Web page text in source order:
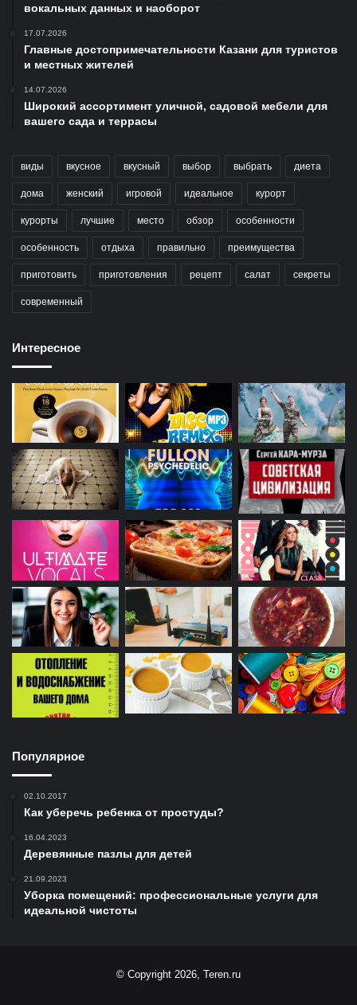
вокальных данных и наоборот
17.07.2026
Главные достопримечательности Казани для туристов
и местных жителей
14.07.2026
Широкий ассортимент уличной, садовой мебели для
вашего сада и террасы
виды вкусное вкусный выбор выбрать диета
дома женский игровой идеальное курорт
курорты лучшие место обзор особенности
особенность отдыха правильно преимущества
приготовить приготовления рецепт салат секреты
современный
Интересное
Популярное
02.10.2017
Как уберечь ребенка от простуды?
16.04.2023
Деревянные пазлы для детей
21.09.2023
Уборка помещений: профессиональные услуги для
идеальной чистоты
© Copyright 2026, Teren.ru